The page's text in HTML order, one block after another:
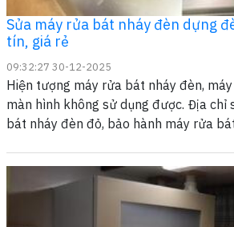
Sửa máy rửa bát nháy đèn dựng
tín, giá rẻ
09:32:27 30-12-2025
Hiện tượng máy rửa bát nháy đèn,
màn hình không sử dụng được. Địa chỉ
bát nháy đèn đỏ, bảo hành máy rửa